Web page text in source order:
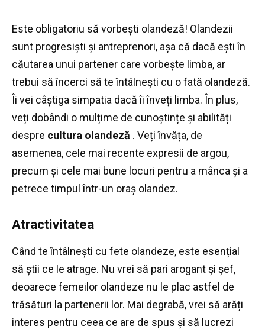
Este obligatoriu să vorbești olandeză! Olandezii
sunt progresiști ​​și antreprenori, așa că dacă ești în
căutarea unui partener care vorbește limba, ar
trebui să încerci să te întâlnești cu o fată olandeză.
Îi vei câștiga simpatia dacă îi înveți limba. În plus,
veți dobândi o mulțime de cunoștințe și abilități
despre cultura olandeză . Veți învăța, de
asemenea, cele mai recente expresii de argou,
precum și cele mai bune locuri pentru a mânca și a
petrece timpul într-un oraș olandez.
Atractivitatea
Când te întâlnești cu fete olandeze, este esențial
să știi ce le atrage. Nu vrei să pari arogant și șef,
deoarece femeilor olandeze nu le plac astfel de
trăsături la partenerii lor. Mai degrabă, vrei să arăți
interes pentru ceea ce are de spus și să lucrezi